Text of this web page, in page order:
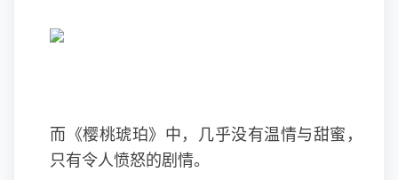
而《樱桃琥珀》中，几乎没有温情与甜蜜，
只有令人愤怒的剧情。